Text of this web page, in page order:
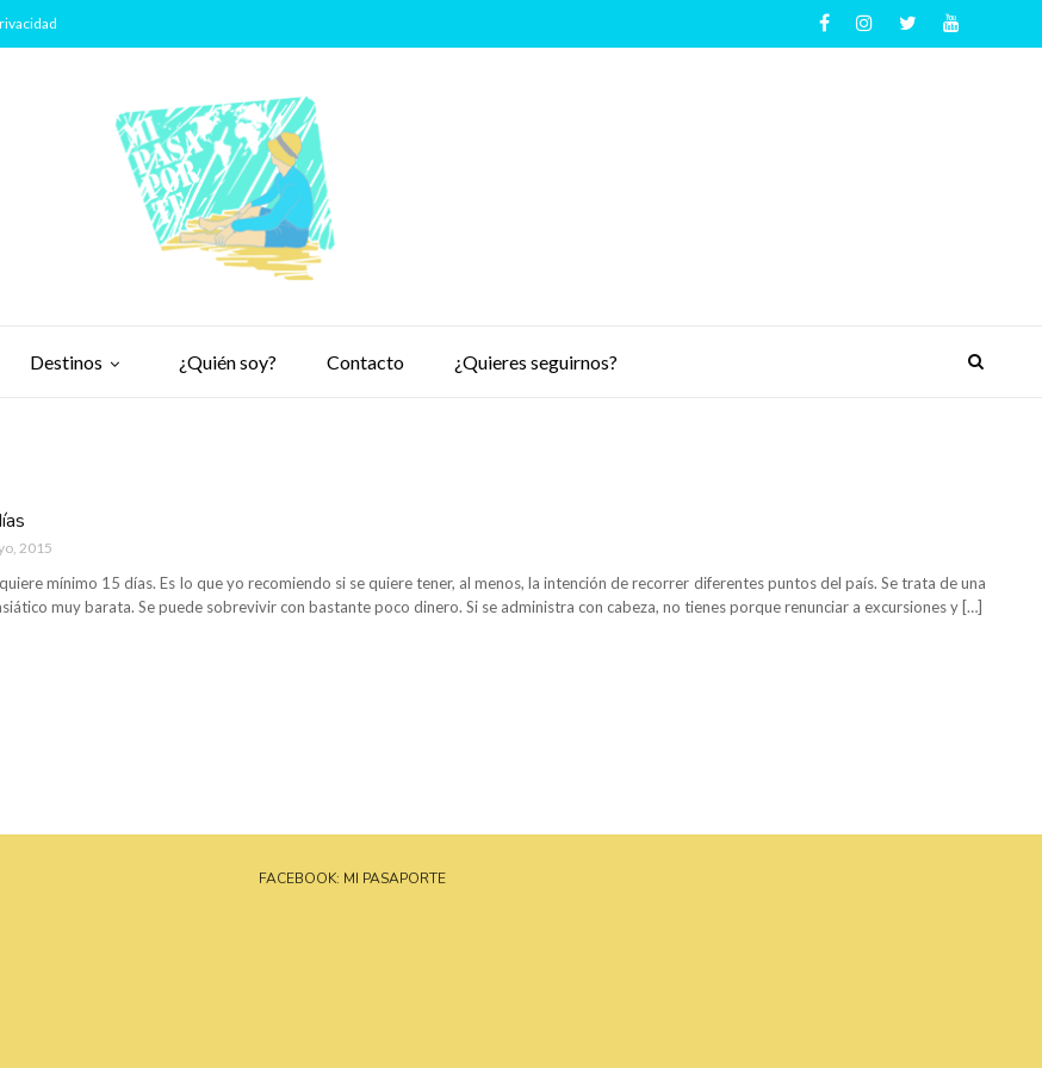
Destinos ¿Quién soy? Contacto ¿Quieres seguirnos?
2015
mínimo 15 días. Es lo que yo recomiendo si se quiere tener, al menos, la intención de recorrer diferentes puntos del país. Se trata de una
muy barata. Se puede sobrevivir con bastante poco dinero. Si se administra con cabeza, no tienes porque renunciar a excursiones y […]
FACEBOOK: MI PASAPORTE